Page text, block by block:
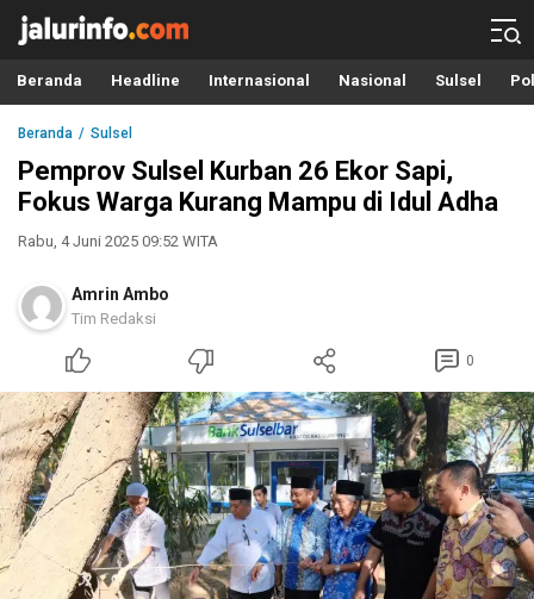
Info Terbaru, Berita Terkini Hari Ini, Jalurinfo.com
Terkini, Akurat dan Terpercaya
Beranda Headline Internasional Nasional Sulsel
Beranda Sulsel
Pemprov Sulsel Kurban 26 Ekor Sapi,
Fokus Warga Kurang Mampu di Idul Adha
Rabu, 4 Juni 2025 09:52 WITA
Amrin Ambo
Tim Redaksi
0